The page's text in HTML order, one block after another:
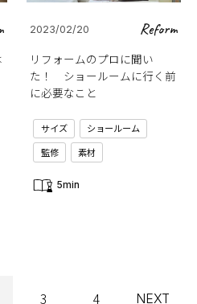
2023/02/20 Reform
リフォームのプロに聞い
た！ ショールームに行く前
に必要なこと
サイズ
ショールーム
監修
素材
5min
3 4 NEXT